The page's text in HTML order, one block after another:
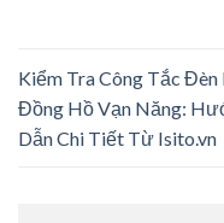
Kiểm Tra Công Tắc Đèn
Đồng Hồ Vạn Năng:
Dẫn Chi Tiết Từ Isito.vn